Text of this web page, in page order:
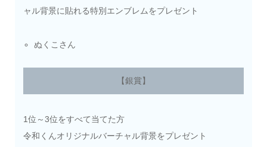
ャル背景に貼れる特別エンブレムをプレゼント
ぬくこさん
【銀賞】
1位～3位をすべて当てた方
令和くんオリジナルバーチャル背景をプレゼント